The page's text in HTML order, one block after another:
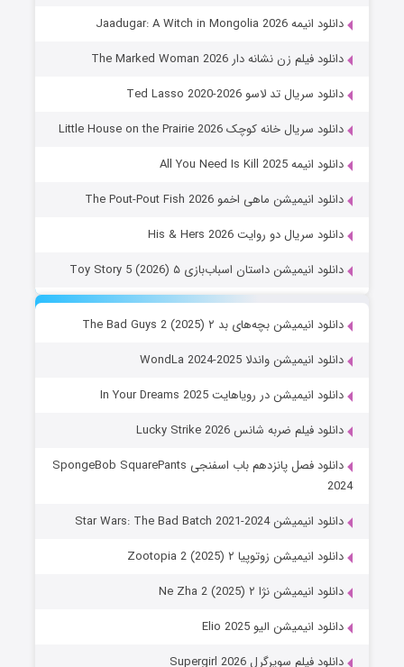
دانلود انیمه Jaadugar: A Witch in Mongolia 2026
دانلود فیلم زن نشانه دار The Marked Woman 2026
دانلود سریال تد لاسو Ted Lasso 2020-2026
دانلود سریال خانه کوچک Little House on the Prairie 2026
دانلود انیمه All You Need Is Kill 2025
دانلود انیمیشن ماهی اخمو The Pout-Pout Fish 2026
دانلود سریال دو روایت His & Hers 2026
دانلود انیمیشن داستان اسباب‌بازی ۵ Toy Story 5 (2026)
دانلود انیمیشن بچه‌های بد ۲ The Bad Guys 2 (2025)
دانلود انیمیشن واندلا WondLa 2024-2025
دانلود انیمیشن در رویاهایت In Your Dreams 2025
دانلود فیلم ضربه شانس Lucky Strike 2026
دانلود فصل پانزدهم باب اسفنجی SpongeBob SquarePants
2024
دانلود انیمیشن Star Wars: The Bad Batch 2021-2024
دانلود انیمیشن زوتوپیا ۲ Zootopia 2 (2025)
دانلود انیمیشن نژا ۲ Ne Zha 2 (2025)
دانلود انیمیشن الیو Elio 2025
دانلود فیلم سوپرگرل Supergirl 2026